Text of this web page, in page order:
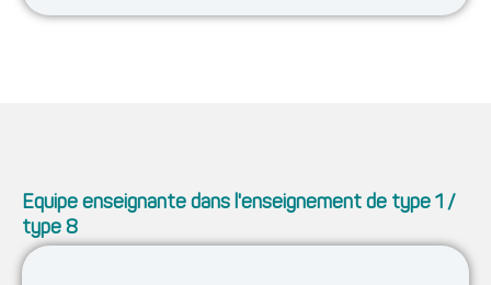
Equipe enseignante dans l'enseignement de type 1 /
type 8